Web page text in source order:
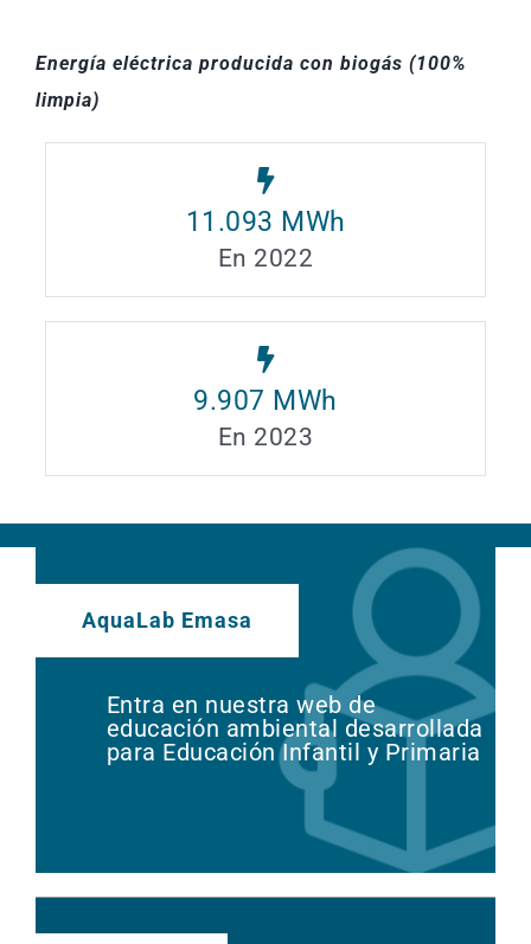
Energía eléctrica producida con biogás (100%
limpia)
11.093 MWh
En 2022
9.907 MWh
En 2023
AquaLab Emasa
Entra en nuestra web de
educación ambiental desarrollada
para Educación Infantil y Primaria